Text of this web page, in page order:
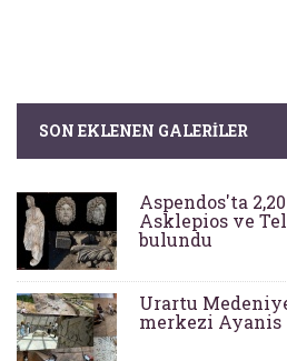
SON EKLENEN GALERILER
Aspendos'ta
Asklepios ve
bulundu
Urartu
merkezi Ayanis